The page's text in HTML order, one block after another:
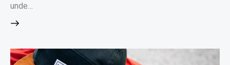
unde…